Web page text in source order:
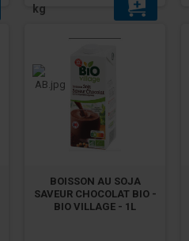
kg
BOISSON AU SOJA
SAVEUR CHOCOLAT BIO -
BIO VILLAGE - 1L